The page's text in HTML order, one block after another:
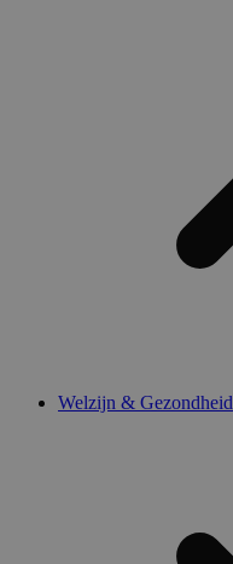
Welzijn & Gezondheid